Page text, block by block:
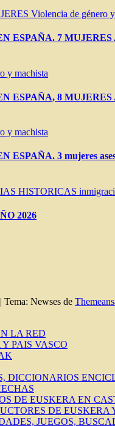
Violencia de género
ESPAÑA. 7 MUJERES
y machista
ESPAÑA, 8 MUJERES
y machista
3 mujeres
HISTORICAS
2026
| Tema: Newses de
LA RED
PAIS VASCO
DICCIONARIOS
DE EUSKERA EN
DE EUSKERA
JUEGOS,